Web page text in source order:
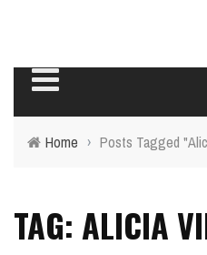
Home › Posts Tagged
TAG: ALICIA